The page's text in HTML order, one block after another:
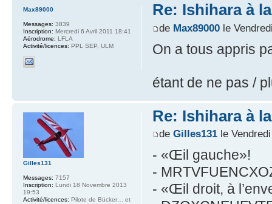
Re: Ishihara à
de Max89000le
On a tous appris
étant de ne pas /
Max89000
Messages: 3839
Inscription: Mercredi 6 Avril 2011 18:41
Aérodrome: LFLA
Activité/licences: PPL SEP, ULM
Re: Ishihara à
de Gilles131le Vendredi
- «Œil gauche»!
-
- «Œil droit, à
Gilles131
Messages: 7157
Inscription: Lundi 18 Novembre 2013
19:53
Activité/licences: Pilote de Bücker… et